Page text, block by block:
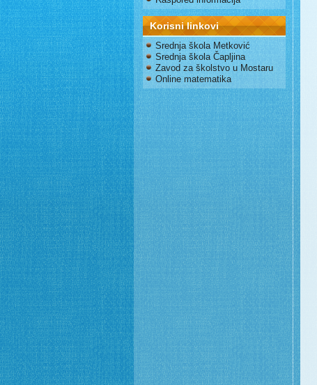
Korisni linkovi
Srednja škola Metković
Srednja škola Čapljina
Zavod za školstvo u Mostaru
Online matematika